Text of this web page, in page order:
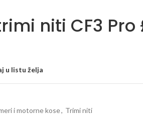
niti CF3 Pro
u listu želja
i motorne kose, Trimi niti